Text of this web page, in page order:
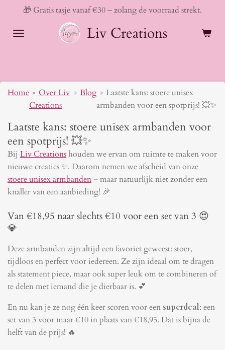
naar
Liv Creations
🎁 Gratis tasje vanaf €30 – zolang de voorraad strekt.
Home » Over Liv
Creations
» Blog » Laatste kans: stoere unisex
armbanden voor een spotprijs! 💥✨
Laatste kans: stoere unisex armbanden voor
een spotprijs! 💥✨
Bij Liv Creationshouden we ervan om ruimte te maken voor
nieuwe creaties ✨. Daarom nemen we afscheid van onze
stoere unisex armbanden– maar natuurlijk niet zonder een
knaller van een aanbieding! 🎉
Van €18,95 naar slechts €10 voor een set van 3 😍
💎
Deze armbanden zijn altijd een favoriet geweest: stoer,
tijdloos en perfect voor iedereen. Ze zijn ideaal om te dragen
als statement piece, maar ook super leuk om te combineren of
te delen met iemand die je dierbaar is. 💕
En nu kan je ze nog één keer scoren voor een superdeal: een
set van 3 voor maar €10 in plaats van €18,95. Dat is bijna de
helft van de prijs! 🔥